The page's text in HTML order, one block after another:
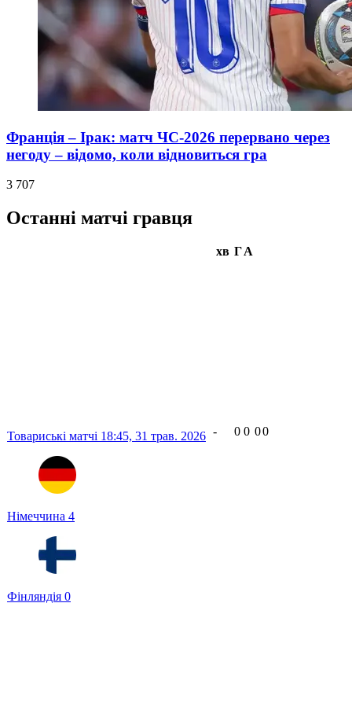
Франція – Ірак: матч ЧС-2026 перервано через
негоду – відомо, коли відновиться гра
3 707
Останні матчі гравця
хв ГА
Товариські матчі 18:45, 31 трав. 2026
Німеччина 4
Фінляндія 0
- 0 0 00